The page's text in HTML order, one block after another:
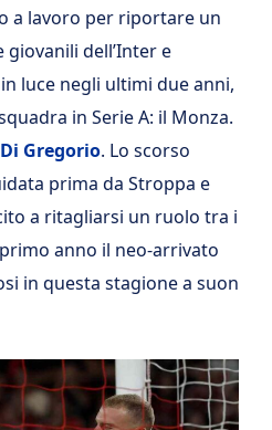
a lavoro per riportare un
dell’Inter e
luce negli ultimi due anni,
in Serie A: il Monza.
Gregorio. Lo scorso
prima da Stroppa e
a ritagliarsi un ruolo tra i
anno il neo-arrivato
in questa stagione a suon